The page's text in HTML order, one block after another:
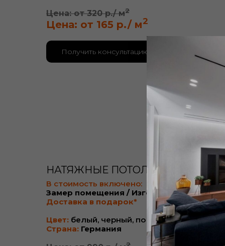
Цена: от 320 р./ м2
Цена: от 165 р./ м2
Получить консультацию
НАТЯЖНЫЕ ПОТОЛКИ BAUF
В стоимость включено:
Замер помещения / Изготовление /
Доставка в подарок*
Цвет: белый, черный, по запросу
Страна: Германия